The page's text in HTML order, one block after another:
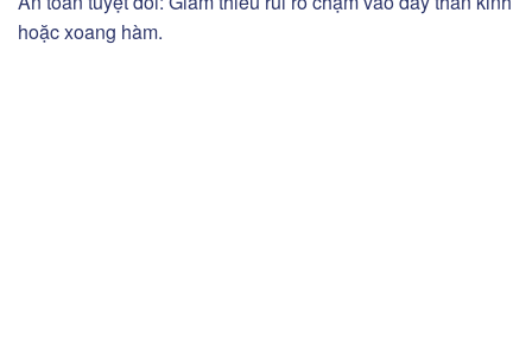
hoặc xoang hàm.